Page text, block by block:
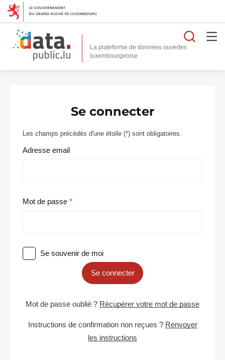
La plateforme de données ouvertes
Se connecter
Les champs précédés d'une étoile (*) sont obligatoires.
Adresse email
Mot de passe
Se souvenir de moi
Se connecter
Mot de passe oublié ? Récupérer votre mot de passe
Instructions de confirmation non reçues ? Renvoyer
les instructions